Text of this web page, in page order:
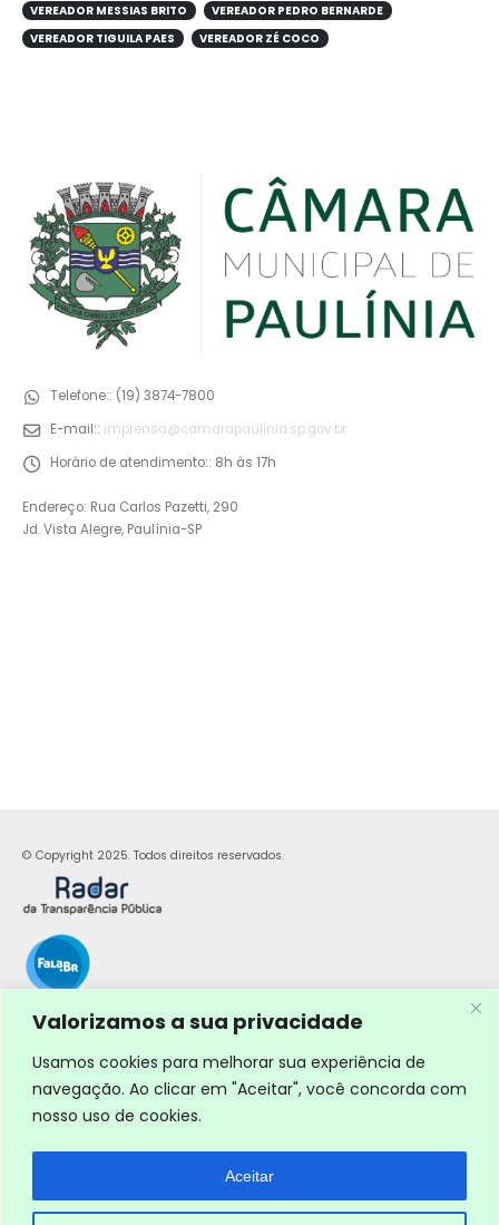
Valorizamos a sua privacidade
Usamos cookies para melhorar sua experiência de
navegação. Ao clicar em "Aceitar", você concorda com
nosso uso de cookies.
Aceitar
VEREADOR MESSIAS BRITO
VEREADOR PEDRO BERNARDE
VEREADOR TIGUILA PAES
VEREADOR ZÉ COCO
Telefone:: (19) 3874-7800
E-mail:: imprensa@camarapaulinia.sp.gov.br
Horário de atendimento:: 8h às 17h
Endereço: Rua Carlos Pazetti, 290
Jd. Vista Alegre, Paulínia-SP
© Copyright 2025. Todos direitos reservados.